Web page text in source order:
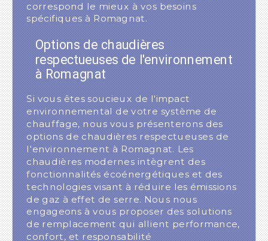
correspond le mieux à vos besoins
spécifiques à Romagnat.
Options de chaudières
respectueuses de l'environnement
à Romagnat
Si vous êtes soucieux de l'impact
environnemental de votre système de
chauffage, nous vous présenterons des
options de chaudières respectueuses de
l'environnement à Romagnat. Les
chaudières modernes intègrent des
fonctionnalités écoénergétiques et des
technologies visant à réduire les émissions
de gaz à effet de serre. Nous nous
engageons à vous proposer des solutions
de remplacement qui allient performance,
confort, et responsabilité